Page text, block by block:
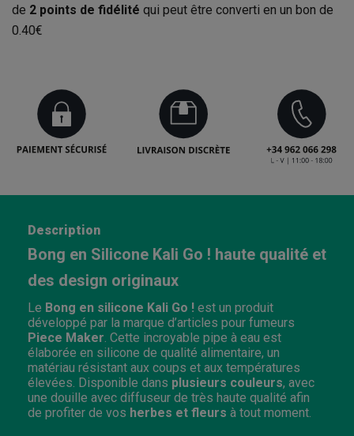
de 2 points de fidélité qui peut être converti en un bon de
0.40€
Description
Bong en Silicone Kali Go ! haute qualité et
des design originaux
Le Bong en silicone Kali Go ! est un produit
développé par la marque d’articles pour fumeurs
Piece Maker . Cette incroyable pipe à eau est
élaborée en silicone de qualité alimentaire, un
matériau résistant aux coups et aux températures
élevées. Disponible dans plusieurs couleurs, avec
une douille avec diffuseur de très haute qualité afin
de profiter de vos herbes et fleurs à tout moment.